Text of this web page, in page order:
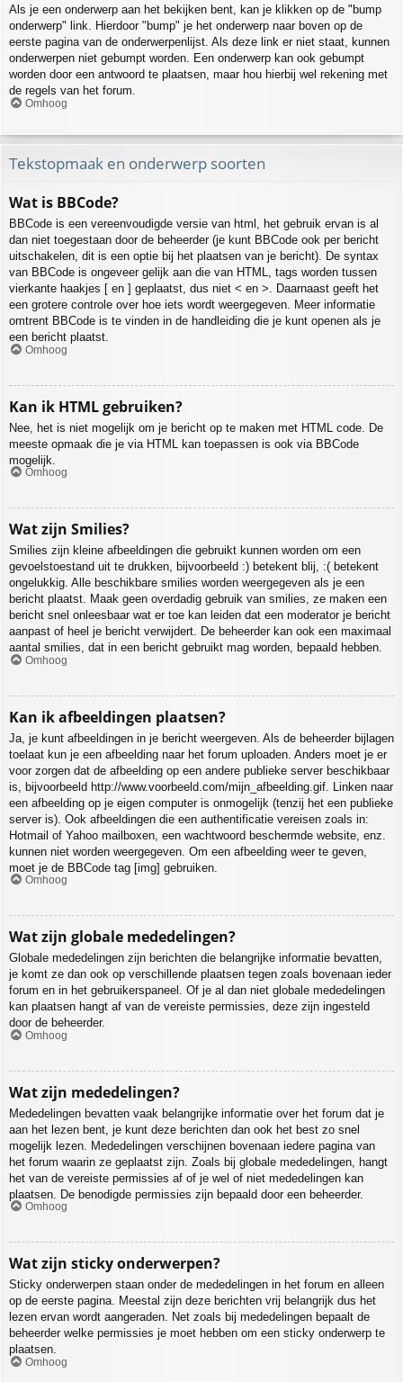
Als je een onderwerp aan het bekijken bent, kan je klikken op de "bump
onderwerp" link. Hierdoor "bump" je het onderwerp naar boven op de
eerste pagina van de onderwerpenlijst. Als deze link er niet staat, kunnen
onderwerpen niet gebumpt worden. Een onderwerp kan ook gebumpt
worden door een antwoord te plaatsen, maar hou hierbij wel rekening met
de regels van het forum.
Omhoog
Tekstopmaak en onderwerp soorten
Wat is BBCode?
BBCode is een vereenvoudigde versie van html, het gebruik ervan is al
dan niet toegestaan door de beheerder (je kunt BBCode ook per bericht
uitschakelen, dit is een optie bij het plaatsen van je bericht). De syntax
van BBCode is ongeveer gelijk aan die van HTML, tags worden tussen
vierkante haakjes [ en ] geplaatst, dus niet < en >. Daarnaast geeft het
een grotere controle over hoe iets wordt weergegeven. Meer informatie
omtrent BBCode is te vinden in de handleiding die je kunt openen als je
een bericht plaatst.
Omhoog
Kan ik HTML gebruiken?
Nee, het is niet mogelijk om je bericht op te maken met HTML code. De
meeste opmaak die je via HTML kan toepassen is ook via BBCode
mogelijk.
Omhoog
Wat zijn Smilies?
Smilies zijn kleine afbeeldingen die gebruikt kunnen worden om een
gevoelstoestand uit te drukken, bijvoorbeeld :) betekent blij, :( betekent
ongelukkig. Alle beschikbare smilies worden weergegeven als je een
bericht plaatst. Maak geen overdadig gebruik van smilies, ze maken een
bericht snel onleesbaar wat er toe kan leiden dat een moderator je bericht
aanpast of heel je bericht verwijdert. De beheerder kan ook een maximaal
aantal smilies, dat in een bericht gebruikt mag worden, bepaald hebben.
Omhoog
Kan ik afbeeldingen plaatsen?
Ja, je kunt afbeeldingen in je bericht weergeven. Als de beheerder bijlagen
toelaat kun je een afbeelding naar het forum uploaden. Anders moet je er
voor zorgen dat de afbeelding op een andere publieke server beschikbaar
is, bijvoorbeeld http://www.voorbeeld.com/mijn_afbeelding.gif. Linken naar
een afbeelding op je eigen computer is onmogelijk (tenzij het een publieke
server is). Ook afbeeldingen die een authentificatie vereisen zoals in:
Hotmail of Yahoo mailboxen, een wachtwoord beschermde website, enz.
kunnen niet worden weergegeven. Om een afbeelding weer te geven,
moet je de BBCode tag [img] gebruiken.
Omhoog
Wat zijn globale mededelingen?
Globale mededelingen zijn berichten die belangrijke informatie bevatten,
je komt ze dan ook op verschillende plaatsen tegen zoals bovenaan ieder
forum en in het gebruikerspaneel. Of je al dan niet globale mededelingen
kan plaatsen hangt af van de vereiste permissies, deze zijn ingesteld
door de beheerder.
Omhoog
Wat zijn mededelingen?
Mededelingen bevatten vaak belangrijke informatie over het forum dat je
aan het lezen bent, je kunt deze berichten dan ook het best zo snel
mogelijk lezen. Mededelingen verschijnen bovenaan iedere pagina van
het forum waarin ze geplaatst zijn. Zoals bij globale mededelingen, hangt
het van de vereiste permissies af of je wel of niet mededelingen kan
plaatsen. De benodigde permissies zijn bepaald door een beheerder.
Omhoog
Wat zijn sticky onderwerpen?
Sticky onderwerpen staan onder de mededelingen in het forum en alleen
op de eerste pagina. Meestal zijn deze berichten vrij belangrijk dus het
lezen ervan wordt aangeraden. Net zoals bij mededelingen bepaalt de
beheerder welke permissies je moet hebben om een sticky onderwerp te
plaatsen.
Omhoog